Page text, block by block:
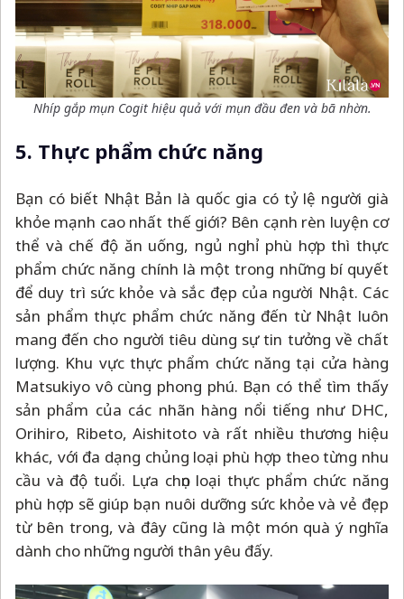
Nhíp gắp mụn Cogit hiệu quả với mụn đầu đen và bã nhờn.
5. Thực phẩm chức năng
Bạn có biết Nhật Bản là quốc gia có tỷ lệ người già
khỏe mạnh cao nhất thế giới? Bên cạnh rèn luyện cơ
thể và chế độ ăn uống, ngủ nghỉ phù hợp thì thực
phẩm chức năng chính là một trong những bí quyết
để duy trì sức khỏe và sắc đẹp của người Nhật. Các
sản phẩm thực phẩm chức năng đến từ Nhật luôn
mang đến cho người tiêu dùng sự tin tưởng về chất
lượng. Khu vực thực phẩm chức năng tại cửa hàng
Matsukiyo vô cùng phong phú. Bạn có thể tìm thấy
sản phẩm của các nhãn hàng nổi tiếng như DHC,
Orihiro, Ribeto, Aishitoto và rất nhiều thương hiệu
khác, với đa dạng chủng loại phù hợp theo từng nhu
cầu và độ tuổi. Lựa chọn loại thực phẩm chức năng
phù hợp sẽ giúp bạn nuôi dưỡng sức khỏe và vẻ đẹp
từ bên trong, và đây cũng là một món quà ý nghĩa
dành cho những người thân yêu đấy.